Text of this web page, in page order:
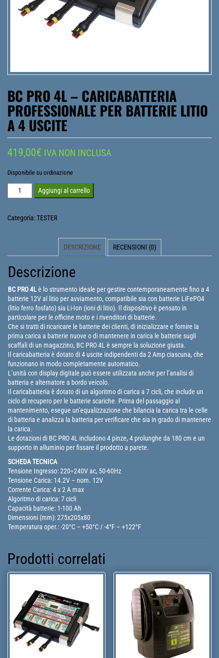
BC PRO 4L – CARICABATTERIA
PROFESSIONALE PER BATTERIE LITIO
A 4 USCITE
419,00€ IVA NON INCLUSA
Disponibile su ordinazione
PRO
Batterie
Litio
a
4
Uscite
quantità
Aggiungi al carrello
Categoria:TESTER
DESCRIZIONE RECENSIONI (0)
Descrizione
BC PRO4Lè lo strumento ideale per gestire contemporaneamente fino a 4
batterie 12V al litio per avviamento, compatibile sia con batterie LiFePO4
(litio ferro fosfato) sia Li-Ion (ioni di litio). Il dispositivo è pensato in
particolare per le officine moto e i rivenditori di batterie.
Che si tratti di ricaricare le batterie dei clienti, di inizializzare e fornire la
prima carica a batterie nuove o di mantenere in carica le batterie sugli
scaffali di un magazzino, BC PRO 4L è sempre la soluzione giusta.
Il caricabatteria è dotato di 4 uscite indipendenti da 2 Amp ciascuna, che
funzionano in modo completamente automatico.
L’unità con display digitale può essere utilizzata anche per l’analisi di
batteria e alternatore a bordo veicolo.
Il caricabatteria è dotato di un algoritmo di carica a 7 cicli, che include un
ciclo di recupero per le batterie scariche. Prima del passaggio al
mantenimento, esegue un’equalizzazione che bilancia la carica tra le celle
di batteria e analizza la batteria per verificare che sia in grado di mantenere
la carica.
Le dotazioni di BC PRO 4L includono 4 pinze, 4 prolunghe da 180 cm e un
supporto in alluminio per fissare il prodotto a parete.
SCHEDA TECNICA
Tensione Ingresso: 220÷240V ac, 50-60Hz
Tensione Carica: 14.2V – nom. 12V
Corrente Carica: 4 x 2 A max
Algoritmo di carica: 7 cicli
Capacità batterie: 1-100 Ah
Dimensioni (mm): 275x205x80
Temperatura oper.: -20°C – +50°C / -4°F – +122°F
Prodotti correlati